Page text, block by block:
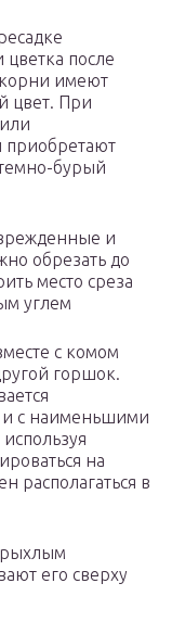
цветка после
корни имеют
цвет. При
приобретают
бурый
и
обрезать до
место среза
углем
с комом
горшок.
и с наименьшими
на
располагаться в
рыхлым
его сверху